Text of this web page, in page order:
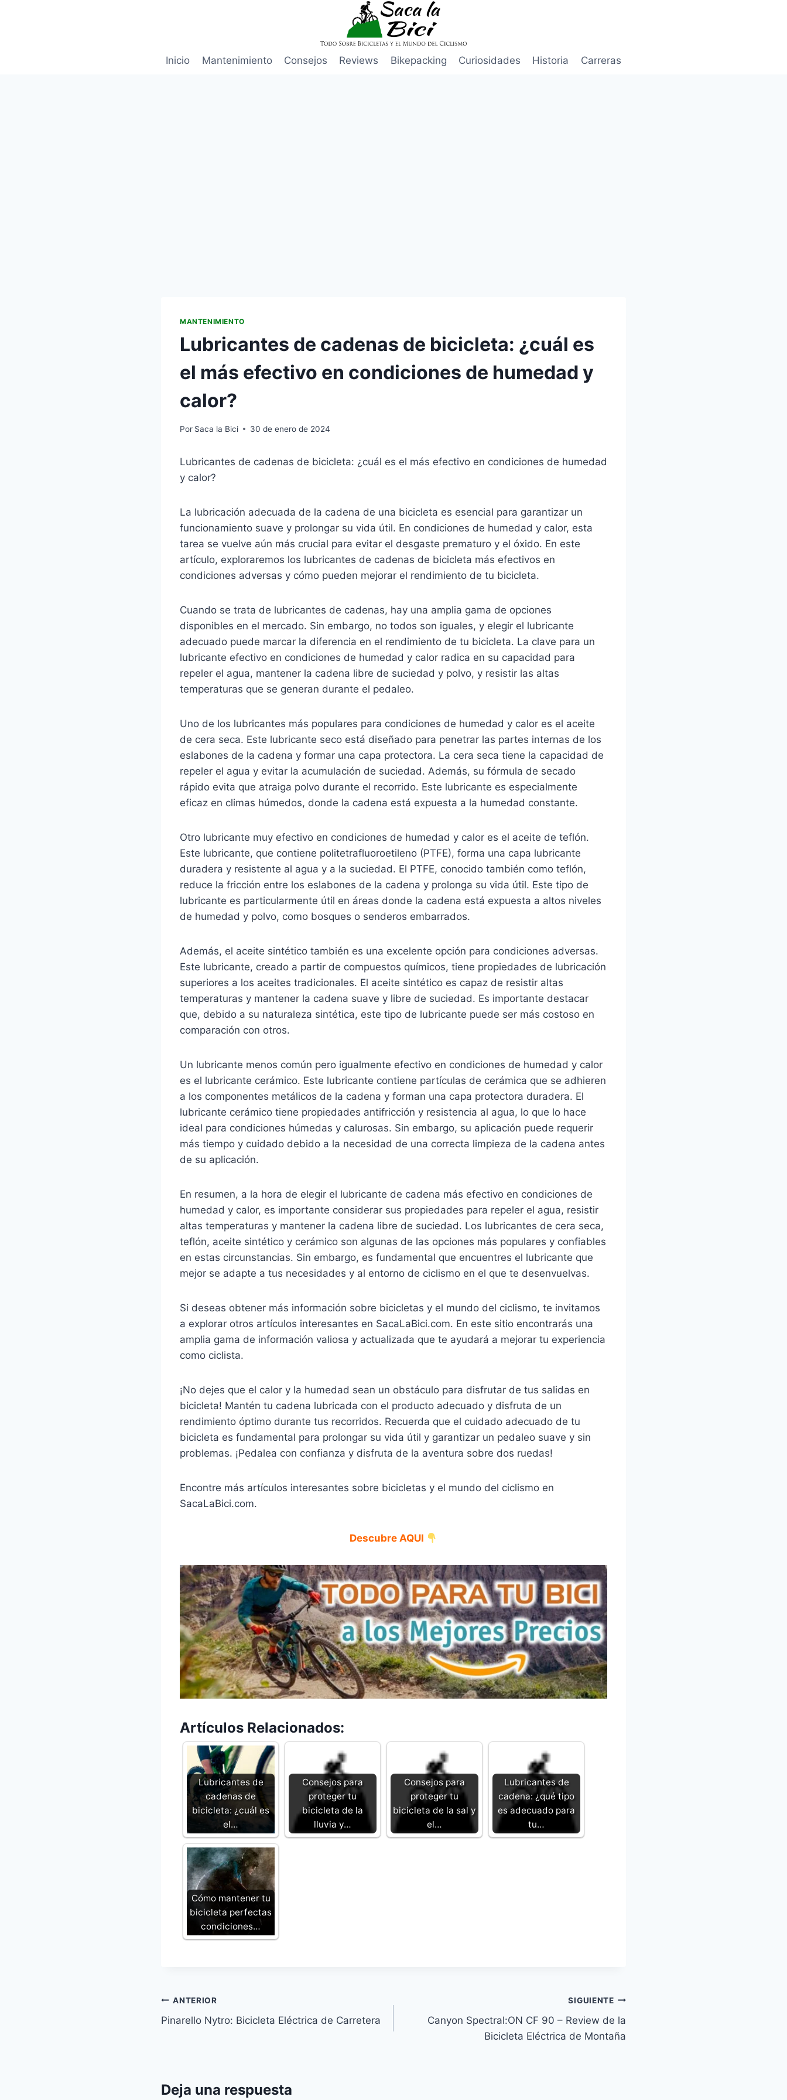
Inicio
Mantenimiento Consejos Reviews Bikepacking Curiosidades Historia Carreras
MANTENIMIENTO
Lubricantes de cadenas de bicicleta: ¿cuál es
el más efectivo en condiciones de humedad y
calor?
Por Saca la Bici 30 de enero de 2024
Lubricantes de cadenas de bicicleta: ¿cuál es el más efectivo en condiciones de humedad
y calor?
La lubricación adecuada de la cadena de una bicicleta es esencial para garantizar un
funcionamiento suave y prolongar su vida útil. En condiciones de humedad y calor, esta
tarea se vuelve aún más crucial para evitar el desgaste prematuro y el óxido. En este
artículo, exploraremos los lubricantes de cadenas de bicicleta más efectivos en
condiciones adversas y cómo pueden mejorar el rendimiento de tu bicicleta.
Cuando se trata de lubricantes de cadenas, hay una amplia gama de opciones
disponibles en el mercado. Sin embargo, no todos son iguales, y elegir el lubricante
adecuado puede marcar la diferencia en el rendimiento de tu bicicleta. La clave para un
lubricante efectivo en condiciones de humedad y calor radica en su capacidad para
repeler el agua, mantener la cadena libre de suciedad y polvo, y resistir las altas
temperaturas que se generan durante el pedaleo.
Uno de los lubricantes más populares para condiciones de humedad y calor es el aceite
de cera seca. Este lubricante seco está diseñado para penetrar las partes internas de los
eslabones de la cadena y formar una capa protectora. La cera seca tiene la capacidad de
repeler el agua y evitar la acumulación de suciedad. Además, su fórmula de secado
rápido evita que atraiga polvo durante el recorrido. Este lubricante es especialmente
eficaz en climas húmedos, donde la cadena está expuesta a la humedad constante.
Otro lubricante muy efectivo en condiciones de humedad y calor es el aceite de teflón.
Este lubricante, que contiene politetrafluoroetileno (PTFE), forma una capa lubricante
duradera y resistente al agua y a la suciedad. El PTFE, conocido también como teflón,
reduce la fricción entre los eslabones de la cadena y prolonga su vida útil. Este tipo de
lubricante es particularmente útil en áreas donde la cadena está expuesta a altos niveles
de humedad y polvo, como bosques o senderos embarrados.
Además, el aceite sintético también es una excelente opción para condiciones adversas.
Este lubricante, creado a partir de compuestos químicos, tiene propiedades de lubricación
superiores a los aceites tradicionales. El aceite sintético es capaz de resistir altas
temperaturas y mantener la cadena suave y libre de suciedad. Es importante destacar
que, debido a su naturaleza sintética, este tipo de lubricante puede ser más costoso en
comparación con otros.
Un lubricante menos común pero igualmente efectivo en condiciones de humedad y calor
es el lubricante cerámico. Este lubricante contiene partículas de cerámica que se adhieren
a los componentes metálicos de la cadena y forman una capa protectora duradera. El
lubricante cerámico tiene propiedades antifricción y resistencia al agua, lo que lo hace
ideal para condiciones húmedas y calurosas. Sin embargo, su aplicación puede requerir
más tiempo y cuidado debido a la necesidad de una correcta limpieza de la cadena antes
de su aplicación.
En resumen, a la hora de elegir el lubricante de cadena más efectivo en condiciones de
humedad y calor, es importante considerar sus propiedades para repeler el agua, resistir
altas temperaturas y mantener la cadena libre de suciedad. Los lubricantes de cera seca,
teflón, aceite sintético y cerámico son algunas de las opciones más populares y confiables
en estas circunstancias. Sin embargo, es fundamental que encuentres el lubricante que
mejor se adapte a tus necesidades y al entorno de ciclismo en el que te desenvuelvas.
Si deseas obtener más información sobre bicicletas y el mundo del ciclismo, te invitamos
a explorar otros artículos interesantes en SacaLaBici.com. En este sitio encontrarás una
amplia gama de información valiosa y actualizada que te ayudará a mejorar tu experiencia
como ciclista.
¡No dejes que el calor y la humedad sean un obstáculo para disfrutar de tus salidas en
bicicleta! Mantén tu cadena lubricada con el producto adecuado y disfruta de un
rendimiento óptimo durante tus recorridos. Recuerda que el cuidado adecuado de tu
bicicleta es fundamental para prolongar su vida útil y garantizar un pedaleo suave y sin
problemas. ¡Pedalea con confianza y disfruta de la aventura sobre dos ruedas!
Encontre más artículos interesantes sobre bicicletas y el mundo del ciclismo en
SacaLaBici.com.
Descubre AQUI
Artículos Relacionados:
Lubricantes de
cadenas de
bicicleta: ¿cuál es
el…
Consejos para
proteger tu
bicicleta de la
lluvia y…
Consejos para
proteger tu
bicicleta de la sal y
el…
Lubricantes de
cadena: ¿qué tipo
es adecuado para
tu…
Cómo mantener tu
bicicleta perfectas
condiciones…
Navegación
de
ANTERIOR
Pinarello Nytro: Bicicleta Eléctrica de Carretera
SIGUIENTE
Canyon Spectral:ON CF 90 – Review de la
Bicicleta Eléctrica de Montaña
Deja una respuesta